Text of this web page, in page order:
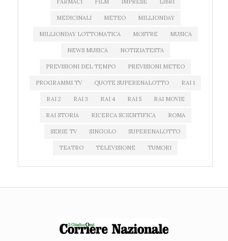
FARMACI FILM IMPRESE LIBRI
MEDICINALI METEO MILLIONDAY
MILLIONDAY LOTTOMATICA MOSTRE MUSICA
NEWS MUSICA NOTIZIATESTA
PREVISIONI DEL TEMPO PREVISIONI METEO
PROGRAMMI TV QUOTE SUPERENALOTTO RAI 1
RAI 2 RAI 3 RAI 4 RAI 5 RAI MOVIE
RAI STORIA RICERCA SCIENTIFICA ROMA
SERIE TV SINGOLO SUPERENALOTTO
TEATRO TELEVISIONE TUMORI